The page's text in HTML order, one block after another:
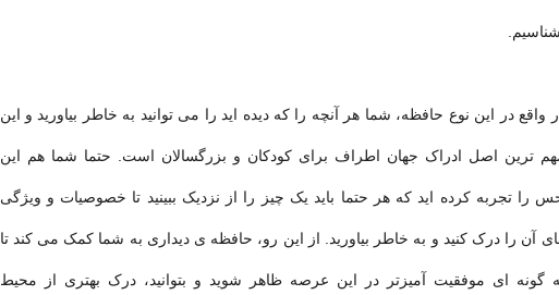
واقع در این نوع حافظه، شما هر آنچه را که دیده اید را می توانید به خاطر بیاورید و این
ترین اصل ادراک جهان اطراف برای کودکان و بزرگسالان است. حتما شما هم این
را تجربه کرده اید که هر حتما باید یک چیز را از نزدیک ببینید تا خصوصیات و ویژگی
آن را درک کنید و به خاطر بیاورید. از این رو، حافظه ی دیداری به شما کمک می کند تا
گونه ای موفقیت آمیزتر در این عرصه ظاهر شوید و بتوانید، درک بهتری از محیط